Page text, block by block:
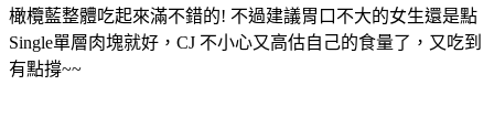
橄欖藍整體吃起來滿不錯的! 不過建議胃口不大的女生還是點
Single單層肉塊就好，CJ 不小心又高估自己的食量了，又吃到
有點撐~~